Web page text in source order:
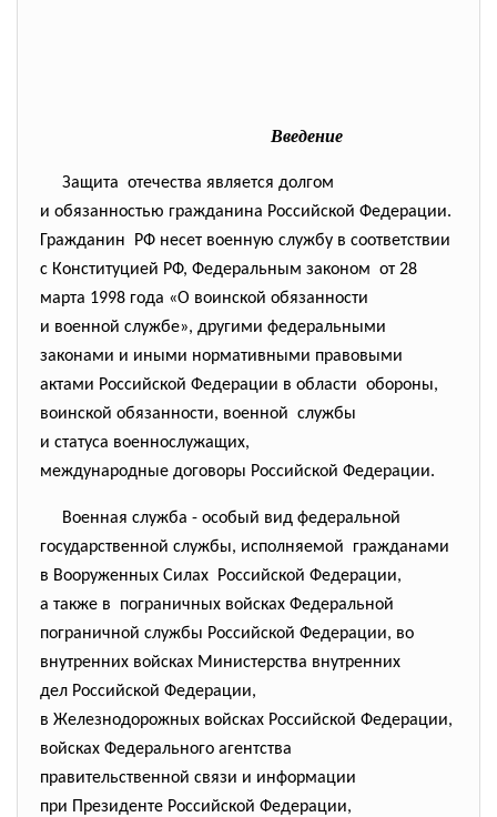
Введение
Защита отечества является долгом
и обязанностью гражданина Российской Федерации.
Гражданин РФ несет военную службу в соответствии
с Конституцией РФ, Федеральным законом от 28
марта 1998 года «О воинской обязанности
и военной службе», другими федеральными
законами и иными нормативными правовыми
актами Российской Федерации в области обороны,
воинской обязанности, военной службы
и статуса военнослужащих,
международные договоры Российской Федерации.
Военная служба - особый вид федеральной
государственной службы, исполняемой гражданами
в Вооруженных Силах Российской Федерации,
а также в пограничных войсках Федеральной
пограничной службы Российской Федерации, во
внутренних войсках Министерства внутренних
дел Российской Федерации,
в Железнодорожных войсках Российской Федерации,
войсках Федерального агентства
правительственной связи и информации
при Президенте Российской Федерации,